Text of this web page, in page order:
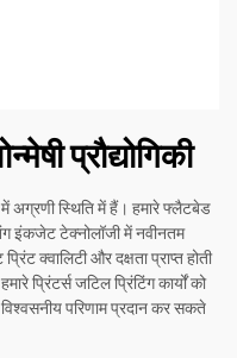
प्रौद्योगिकी
में अग्रणी स्थिति में हैं। हमारे फ्लैटबेड
इंकजेट टेक्नोलॉजी में नवीनतम
क्वालिटी और दक्षता प्राप्त होती
प्रिंटर्स जटिल प्रिंटिंग कार्यों को
परिणाम प्रदान कर सकते